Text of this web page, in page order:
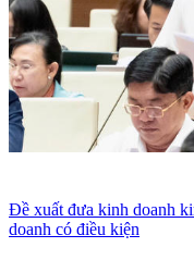
Đề xuất đưa kinh doanh
doanh có điều kiện